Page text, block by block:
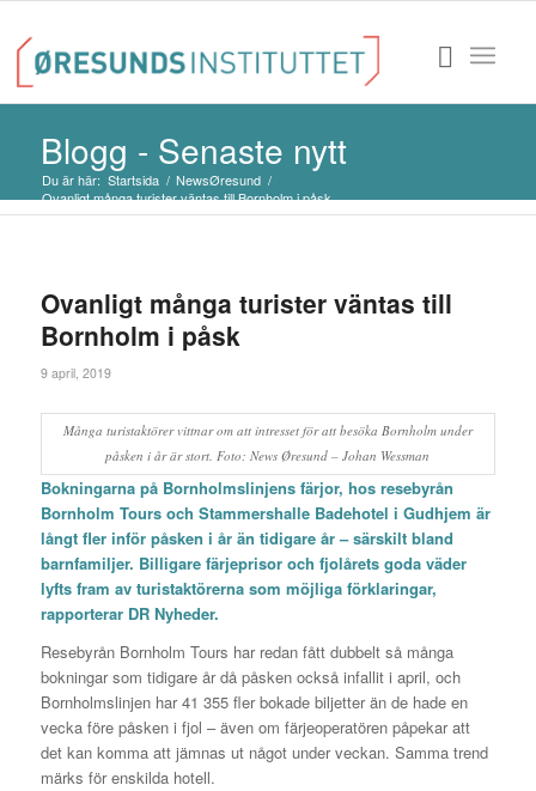
Blogg - Senaste nytt
Du är här: Startsida / NewsØresund /
Ovanligt många turister väntas till Bornholm i påsk
Ovanligt många turister väntas till
Bornholm i påsk
9 april, 2019
Många turistaktörer vittnar om att intresset för att besöka Bornholm under
påsken i år är stort. Foto: News Øresund – Johan Wessman
Bokningarna på Bornholmslinjens färjor, hos resebyrån
Bornholm Tours och Stammershalle Badehotel i Gudhjem är
långt fler inför påsken i år än tidigare år – särskilt bland
barnfamiljer. Billigare färjeprisor och fjolårets goda väder
lyfts fram av turistaktörerna som möjliga förklaringar,
rapporterar DR Nyheder.
Resebyrån Bornholm Tours har redan fått dubbelt så många
bokningar som tidigare år då påsken också infallit i april, och
Bornholmslinjen har 41 355 fler bokade biljetter än de hade en
vecka före påsken i fjol – även om färjeoperatören påpekar att
det kan komma att jämnas ut något under veckan. Samma trend
märks för enskilda hotell.